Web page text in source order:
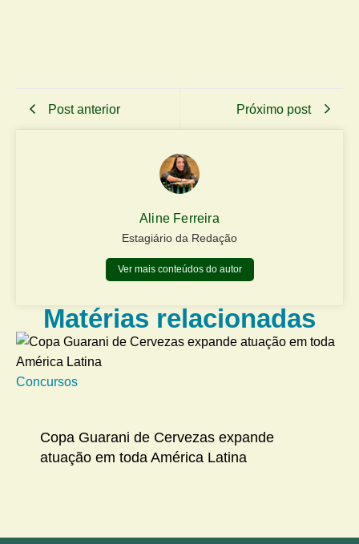
Post anterior Próximo post
Aline Ferreira
Estagiário da Redação
Ver mais conteúdos do autor
Matérias relacionadas
Concursos
Copa Guarani de Cervezas expande
atuação em toda América Latina